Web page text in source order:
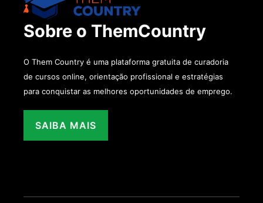
Sobre o ThemCountry
O Them Country é uma plataforma gratuita de curadoria
de cursos online, orientação profissional e estratégias
para conquistar as melhores oportunidades de emprego.
SAIBA MAIS